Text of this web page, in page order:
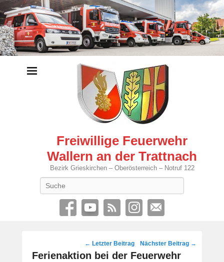
Freiwillige Feuerwehr
Wallern an der Trattnach
Bezirk Grieskirchen – Oberösterreich – Notruf 122
Post
navigation
← Letzter Beitrag Nächster Beitrag →
Ferienaktion bei der Feuerwehr